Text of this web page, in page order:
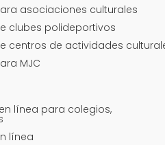
asociaciones culturales
clubes polideportivos
centros de actividades
MJC
línea para colegios,
línea